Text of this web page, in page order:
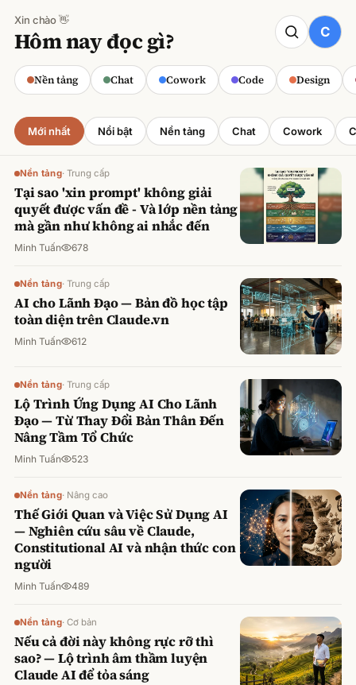
Xin chào 👋
Hôm nay đọc gì?
Nền tảng Chat Cowork Code Design
CODE
Claude cho Sales: Dự báo doanh số
chính xác
Minh Tuấn ·800 lượt xem
Mới nhất Nổi bật Nền tảng Chat Cowork
Nền tảng· Trung cấp
Tại sao 'xin prompt' không giải
quyết được vấn đề - Và lớp nền tảng
mà gần như không ai nhắc đến
Minh Tuấn 678
Nền tảng· Trung cấp
AI cho Lãnh Đạo — Bản đồ học tập
toàn diện trên Claude.vn
Minh Tuấn 612
Nền tảng· Trung cấp
Lộ Trình Ứng Dụng AI Cho Lãnh
Đạo — Từ Thay Đổi Bản Thân Đến
Nâng Tầm Tổ Chức
Minh Tuấn 523
Nền tảng· Nâng cao
Thế Giới Quan và Việc Sử Dụng AI
— Nghiên cứu sâu về Claude,
Constitutional AI và nhận thức con
người
Minh Tuấn 489
Nền tảng· Cơ bản
Nếu cả đời này không rực rỡ thì
sao? — Lộ trình âm thầm luyện
Claude AI để tỏa sáng